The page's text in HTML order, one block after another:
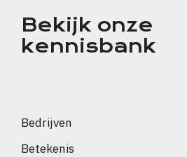
Bekijk onze
kennisbank
Bedrijven
Betekenis